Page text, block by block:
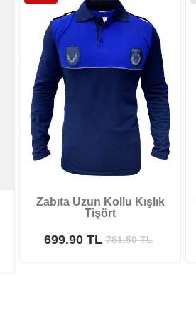
Zabıta Uzun Kollu Kışlık
Tişört
699.90 TL781.50TL